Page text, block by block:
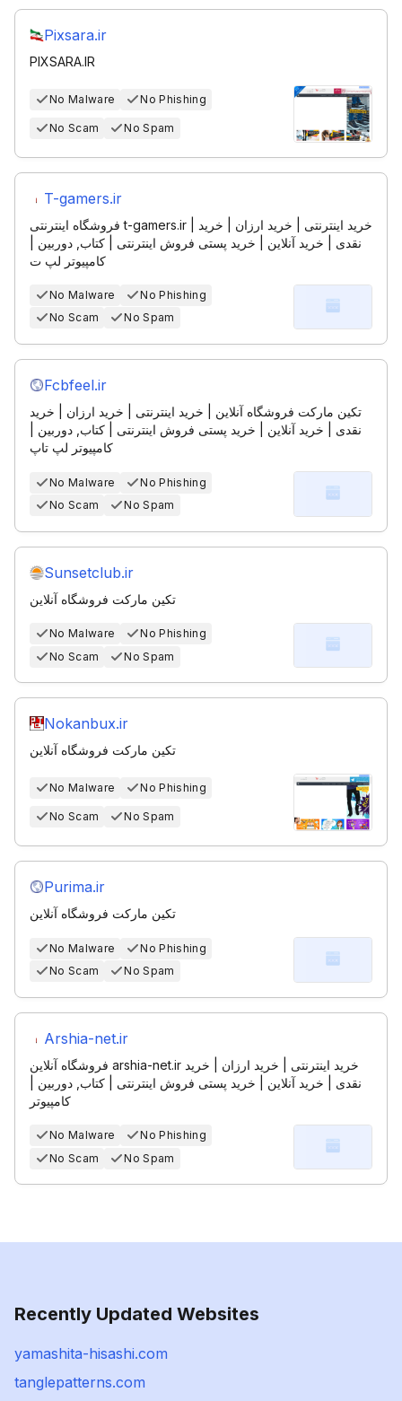
Pixsara.ir
PIXSARA.IR
No Malware No Phishing
No Scam No Spam
T-gamers.ir
فروشگاه اینترنتی t-gamers.ir | خرید اینترنتی | خرید ارزان | خرید
نقدی | خرید آنلاین | خرید پستی فروش اینترنتی | کتاب, دوربین |
کامپیوتر لپ ت
No Malware
No Phishing
No Scam
No Spam
Fcbfeel.ir
تکین مارکت فروشگاه آنلاین | خرید اینترنتی | خرید ارزان | خرید
نقدی | خرید آنلاین | خرید پستی فروش اینترنتی | کتاب, دوربین |
کامپیوتر لپ تاپ
No Malware
No Phishing
No Scam
No Spam
Sunsetclub.ir
تکین مارکت فروشگاه آنلاین
No Malware
No Phishing
No Scam
No Spam
Nokanbux.ir
تکین مارکت فروشگاه آنلاین
No Malware No Phishing
No Scam No Spam
Purima.ir
تکین مارکت فروشگاه آنلاین
No Malware
No Phishing
No Scam
No Spam
Arshia-net.ir
فروشگاه آنلاین arshia-net.ir خرید اینترنتی | خرید ارزان | خرید
نقدی | خرید آنلاین | خرید پستی فروش اینترنتی | کتاب, دوربین |
کامپیوتر
No Malware
No Phishing
No Scam
No Spam
Recently Updated Websites
yamashita-hisashi.com
tanglepatterns.com